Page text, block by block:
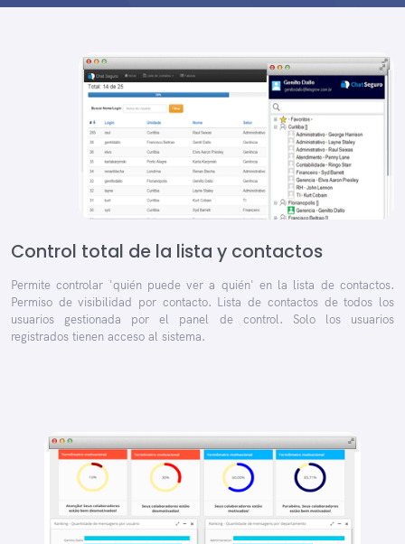
Control total de la lista y contactos
Permite controlar 'quién puede ver a quién' en la lista de contactos.
Permiso de visibilidad por contacto. Lista de contactos de todos los
usuarios gestionada por el panel de control. Solo los usuarios
registrados tienen acceso al sistema.